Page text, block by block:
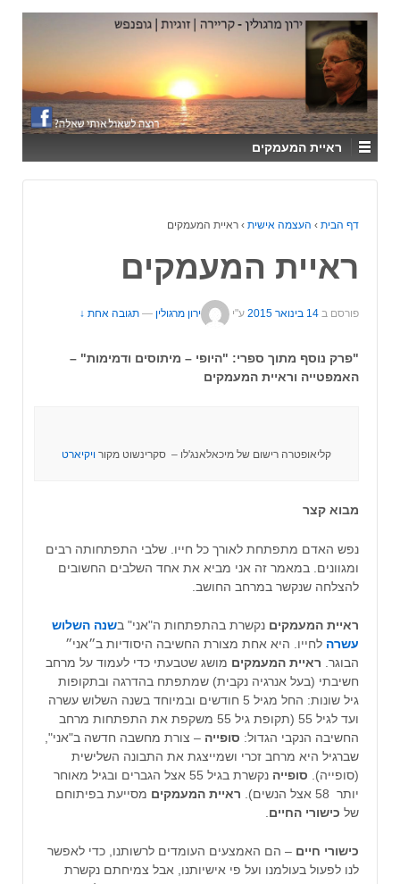
↓
SKIP
TO
MAIN
CONTENT
ראיית המעמקים
דף הבית › העצמה אישית › ראיית המעמקים
ראיית המעמקים
פורסם ב 14 בינואר 2015 ע"י ירון מרגולין — תגובה אחת ↓
"פרק נוסף מתוך ספרי: "היופי – מיתוסים ודמימות" –
האמפטייה וראיית המעמקים
קליאופטרה רישום של מיכאלאנג'לו – סקרינשוט מקור ויקיארט
מבוא קצר
נפש האדם מתפתחת לאורך כל חייו. שלבי התפתחותה רבים
ומגוונים. במאמר זה אני מביא את אחד השלבים החשובים
להצלחה שנקשר במרחב החושב.
ראיית המעמקים נקשרת בהתפתחות ה"אני" בשנה השלוש
עשרה לחייו. היא אחת מצורת החשיבה היסודיות ב״אני״
הבוגר. ראיית המעמקים מושג שטבעתי כדי לעמוד על מרחב
חשיבתי (בעל אנרגיה נקבית) שמתפתח בהדרגה ובתקופות
גיל שונות: החל מגיל 5 חודשים ובמיוחד בשנה השלוש עשרה
ועד לגיל 55 (תקופת גיל 55 משקפת את התפתחות מרחב
החשיבה הנקבי הגדול: סופייה – צורת מחשבה חדשה ב"אני",
שברגיל היא מרחב זכרי ושמייצגת את התבונה השלישית
(סופייה). סופייה
נקשרת בגיל 55 אצל הגברים ובגיל מאוחר
יותר 58 אצל הנשים).
ראיית המעמקים מסייעת בפיתוחם
של כישורי החיים
כישורי חיים – הם האמצעים העומדים לרשותנו, כדי לאפשר
לנו לפעול בעולמנו ועל פי אישיותנו, אבל צמיחתם נקשרת